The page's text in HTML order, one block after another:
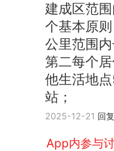
建成区范
个基本原
公里范围
第二每个
他生活地
站；
2025-12-21 回复
App内参与
全
新